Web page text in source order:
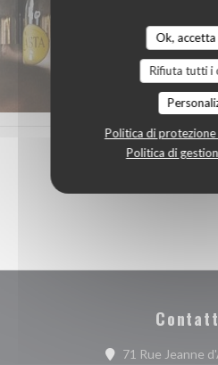
Ok,
Rifiuta tutti i
Politica di
Politica di
71 Rue Jeanne